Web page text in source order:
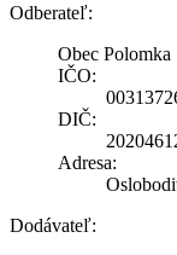
Odberateľ:
Obec Polomka
IČO:
DIČ:
Adresa:
Dodávateľ: